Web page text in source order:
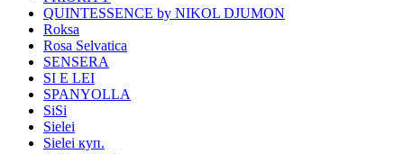
QUINTESSENCE by NIKOL DJUMON
Roksa
Rosa Selvatica
SENSERA
SI E LEI
SPANYOLLA
SiSi
Sielei
Sielei куп.